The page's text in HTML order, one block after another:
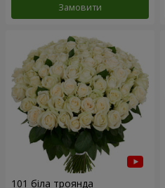
Замовити
101 біла троянда